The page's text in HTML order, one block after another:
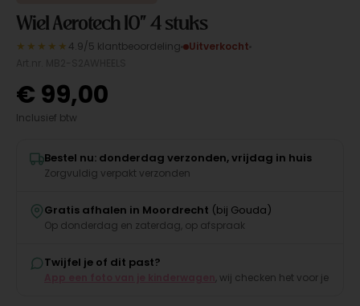
Wiel Aerotech 10" 4 stuks
★★★★★ 4.9/5 klantbeoordeling
Uitverkocht
€ 99,00
Inclusief btw
Bestel nu: donderdag verzonden, vrijdag in huis
Zorgvuldig verpakt verzonden
Gratis afhalen in Moordrecht (bij Gouda)
Op donderdag en zaterdag, op afspraak
Twijfel je of dit past?
, wij checken het voor je